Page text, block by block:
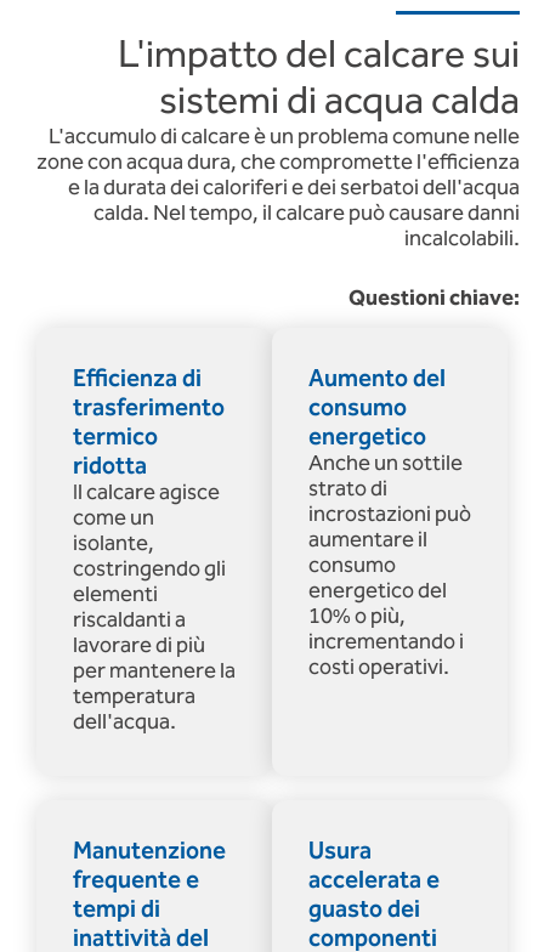
L'impatto del calcare sui
sistemi di acqua calda
L'accumulo di calcare è un problema comune nelle
zone con acqua dura, che compromette l'efficienza
e la durata dei caloriferi e dei serbatoi dell'acqua
calda. Nel tempo, il calcare può causare danni
incalcolabili.
Questioni chiave:
Efficienza di
trasferimento
termico
ridotta
Il calcare agisce
come un
isolante,
costringendo gli
elementi
riscaldanti a
lavorare di più
per mantenere la
temperatura
dell'acqua.
Aumento del
consumo
energetico
Anche un sottile
strato di
incrostazioni può
aumentare il
consumo
energetico del
10% o più,
incrementando i
costi operativi.
Manutenzione
frequente e
tempi di
inattività del
Usura
accelerata e
guasto dei
componenti